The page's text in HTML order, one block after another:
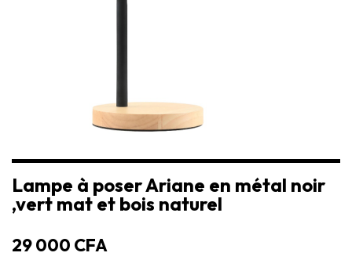
Lampe à poser Ariane en métal noir
,vert mat et bois naturel
29 000 CFA